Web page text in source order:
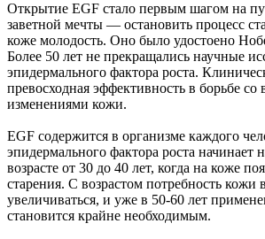
Открытие EGF стало первым шагом на
заветной мечты — остановить процесс
коже молодость. Оно было удостоено
Более 50 лет не прекращались научные
эпидермального фактора роста.
превосходная эффективность в борьбе
изменениями кожи.
EGF содержится в организме каждого
эпидермального фактора роста начинает
возрасте от 30 до 40 лет, когда на коже
старения. С возрастом потребность кожи
увеличиваться, и уже в 50-60 лет
становится крайне необходимым.